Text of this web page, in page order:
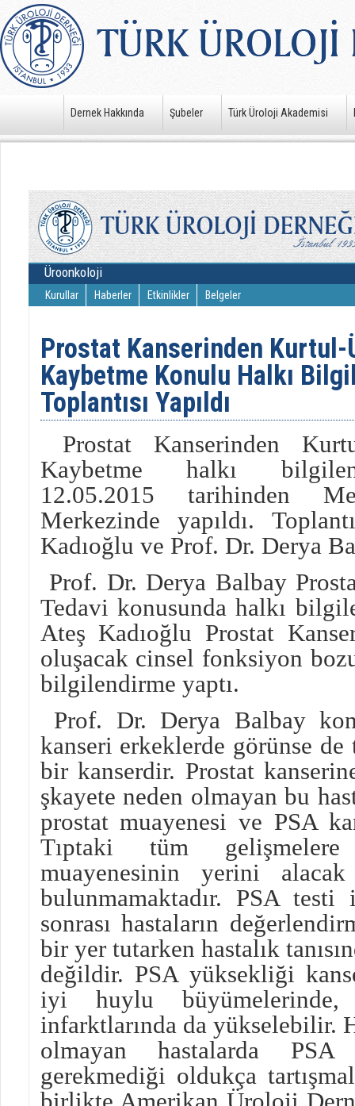
Dernek Hakkında Şubeler Türk Üroloji Akademisi
Üroonkoloji
Kurullar Haberler Etkinlikler Belgeler
Prostat Kanserinden Kurtul-
Kaybetme Konulu Halkı
Toplantısı Yapıldı
Prostat Kanserinden
Kaybetme halkı
12.05.2015 tarihinden
Merkezinde yapıldı.
Kadıoğlu ve Prof. Dr. Derya
Prof. Dr. Derya Balbay
Tedavi konusunda halkı
Ateş Kadıoğlu Prostat
oluşacak cinsel fonksiyon
bilgilendirme yaptı.
Prof. Dr. Derya Balbay
kanseri erkeklerde görünse
bir kanserdir. Prostat
şkayete neden olmayan bu
prostat muayenesi ve PSA
Tıptaki tüm
muayenesinin yerini
bulunmamaktadır. PSA
sonrası hastaların
bir yer tutarken hastalık
değildir. PSA yüksekliği
iyi huylu büyümelerinde,
infarktlarında da yükselebilir.
olmayan hastalarda PSA
gerekmediği oldukça